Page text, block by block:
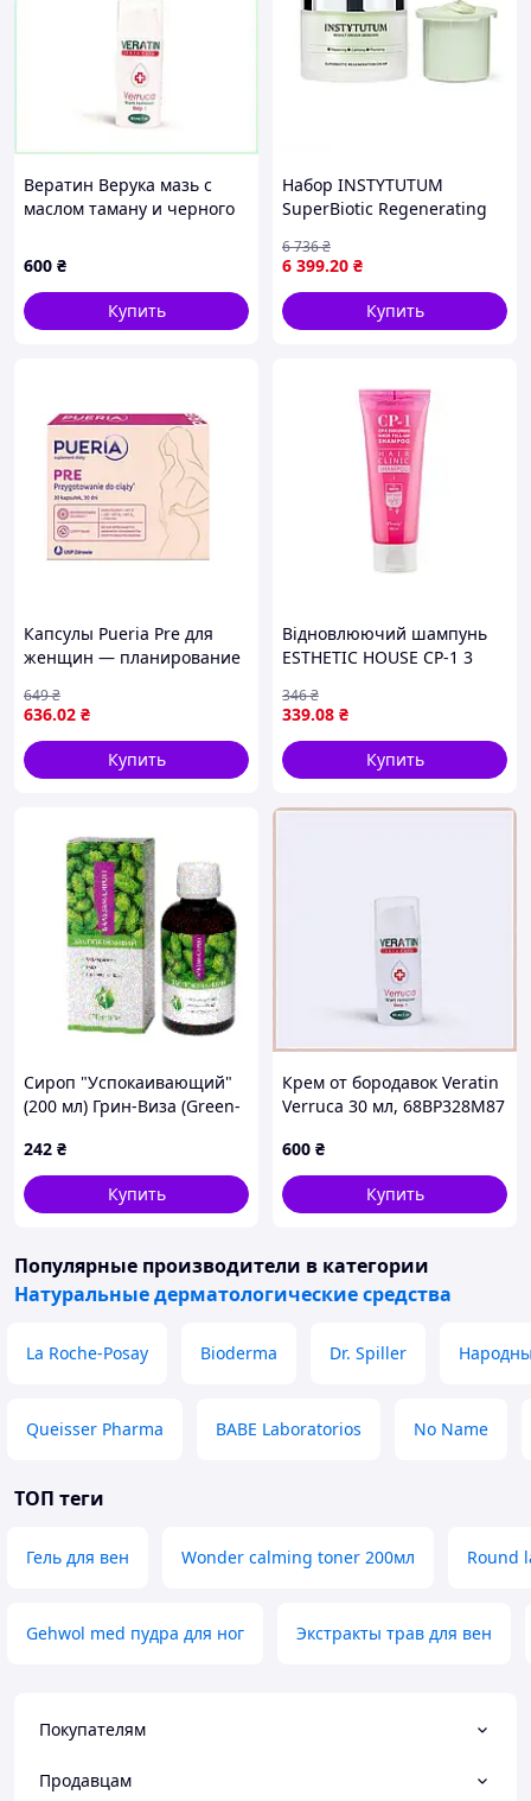
Вератин Верука мазь с
маслом таману и черного
600 ₴
Купить
Набор INSTYTUTUM
SuperBiotic Regenerating
рефил SuperBiotic
Regenerating Cream
6 399.20 ₴
6 736₴
Купить
Капсулы Pueria Pre для
женщин — планирование
636.02 ₴
649₴
Купить
Відновлюючий шампунь
ESTHETIC HOUSE CP-1 3
Shampoo , 100 мл
339.08 ₴
346₴
Купить
Сироп "Успокаивающий"
(200 мл) Грин-Виза (Green-
242 ₴
Купить
Крем от бородавок Veratin
Verruca 30 мл, 68BP328M87
600 ₴
Купить
Популярные производители в категории
Натуральные дерматологические средства
La Roche-Posay Bioderma Dr. Spiller
Queisser Pharma BABE Laboratorios No Name
ТОП теги
Гель для вен Wonder calming toner 200мл Round
Gehwol med пудра для ног Экстракты трав для вен
Покупателям
Продавцам